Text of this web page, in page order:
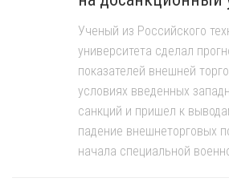
Ученый из Российского
университета сделал
показателей внешней
условиях введенных
санкций и пришел к
падение внешнеторговых
начала специальной